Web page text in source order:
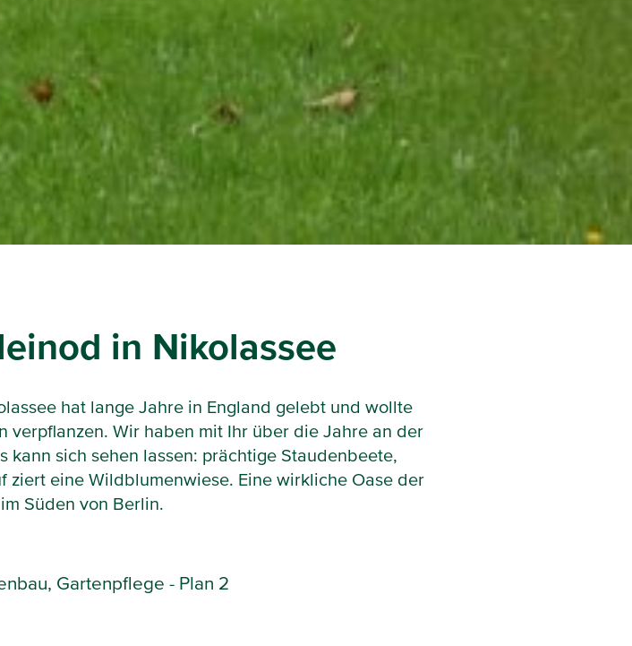
in Nikolassee
hat lange Jahre in England gelebt und wollte
Wir haben mit Ihr über die Jahre an der
sich sehen lassen: prächtige Staudenbeete,
ziert eine Wildblumenwiese. Eine wirkliche Oase der
Süden von Berlin.